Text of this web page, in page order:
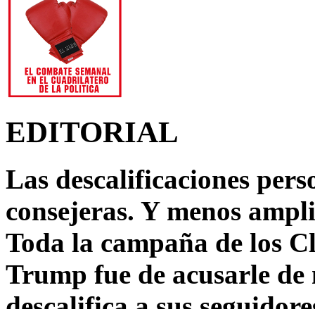
EDITORIAL
Las descalificaciones
consejeras. Y menos
Toda la campaña de los
Trump fue de acusarle